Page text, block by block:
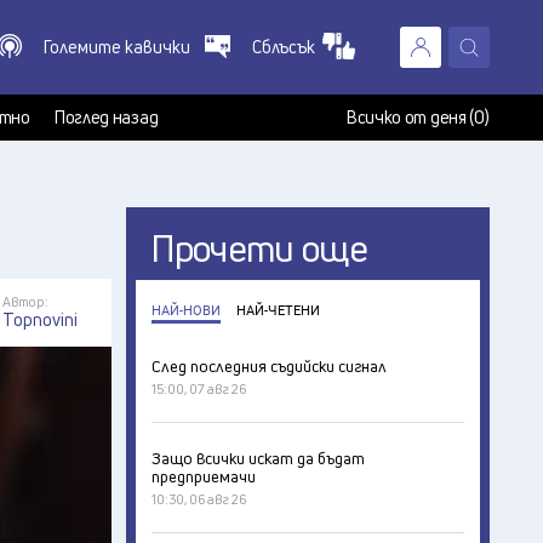
X
Големите кавички Сблъсък
Поглед назад Всичко от деня (0)
Автор:
Topnovini
Прочети още
НАЙ-НОВИ НАЙ-ЧЕТЕНИ
След последния съдийски сигнал
15:00, 07 авг 26
Защо всички искат да бъдат
предприемачи
10:30, 06 авг 26